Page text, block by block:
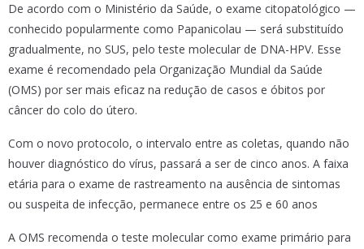
De acordo com o Ministério da Saúde, o exame citopatológico —
conhecido popularmente como Papanicolau — será substituído
gradualmente, no SUS, pelo teste molecular de DNA-HPV. Esse
exame é recomendado pela Organização Mundial da Saúde
(OMS) por ser mais eficaz na redução de casos e óbitos por
câncer do colo do útero.
Com o novo protocolo, o intervalo entre as coletas, quando não
houver diagnóstico do vírus, passará a ser de cinco anos. A faixa
etária para o exame de rastreamento na ausência de sintomas
ou suspeita de infecção, permanece entre os 25 e 60 anos
A OMS recomenda o teste molecular como exame primário para